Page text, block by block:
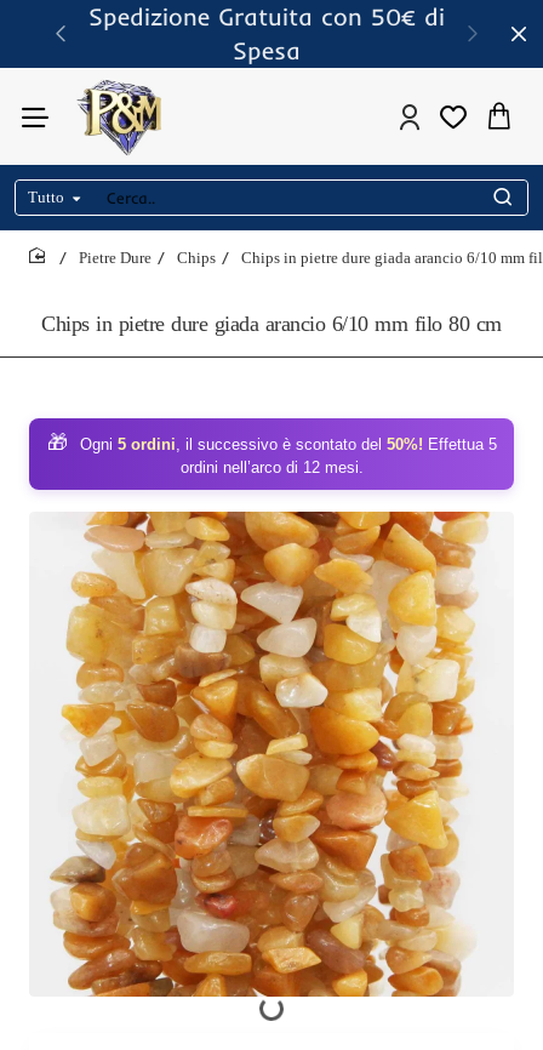
Spedizione Gratuita con 50€ di
Spesa
Tutto
Cerca..
Chips in pietre dure giada arancio 6/10 mm filo 80 cm
Pietre Dure Chips Chips in pietre dure giada arancio 6/10 mm
🎁 Ogni 5 ordini, il successivo è scontato del 50%! Effettua 5
ordini nell’arco di 12 mesi.